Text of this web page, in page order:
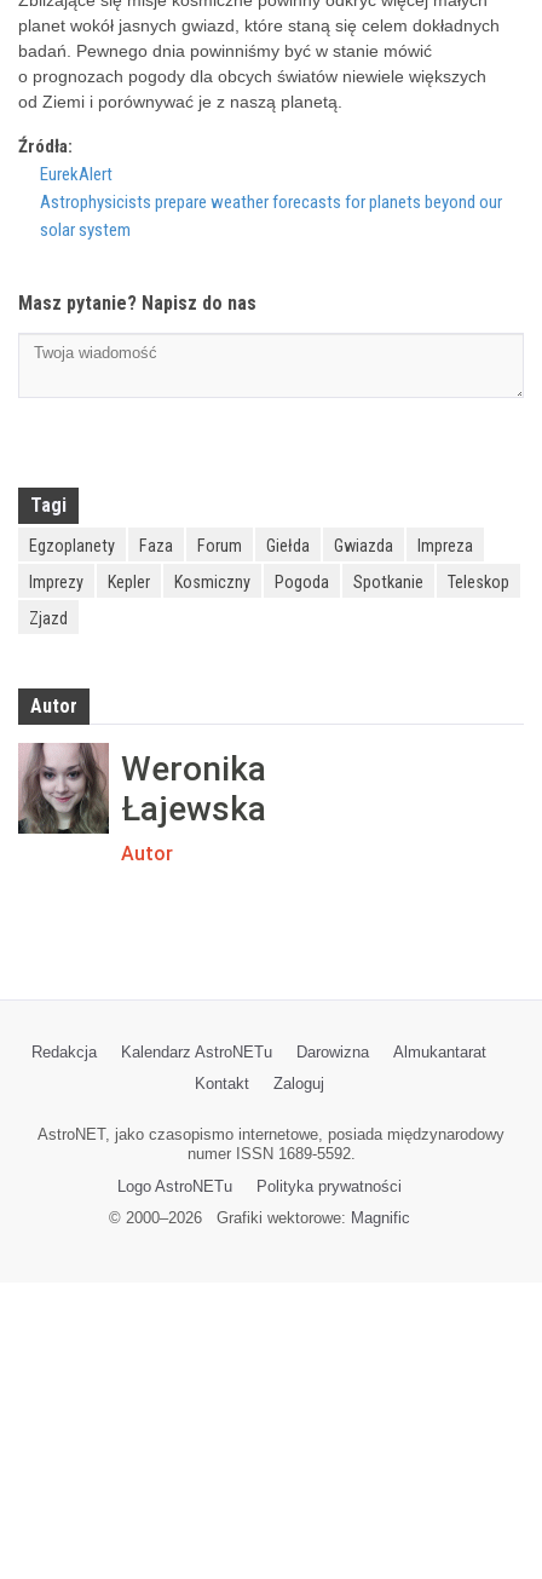
planet wokół jasnych gwiazd, które staną się celem dokładnych
badań. Pewnego dnia powinniśmy być w stanie mówić
o prognozach pogody dla obcych światów niewiele większych
od Ziemi i porównywać je z naszą planetą.
Źródła:
EurekAlert
Astrophysicists prepare weather forecasts for planets beyond our
solar system
Masz pytanie? Napisz do nas
Tagi
Egzoplanety Faza Forum Giełda Gwiazda
Impreza
Imprezy
Kepler Kosmiczny Pogoda Spotkanie
Teleskop
Zjazd
Autor
Weronika
Łajewska
Autor
Redakcja Kalendarz AstroNETu Darowizna
Almukantarat
Kontakt
Zaloguj
AstroNET, jako czasopismo internetowe, posiada międzynarodowy
numer ISSN 1689-5592.
Logo AstroNETu
Polityka prywatności
© 2000–2026Grafiki wektorowe: Magnific